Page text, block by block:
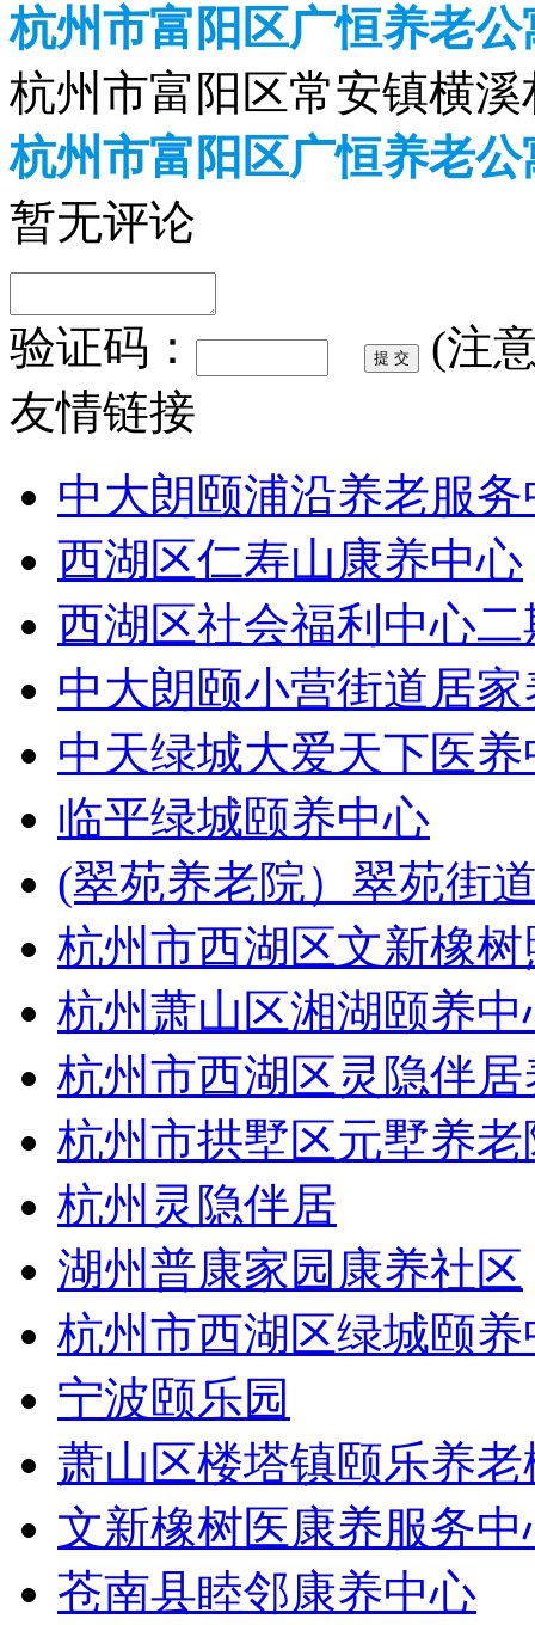
杭州市富阳区广恒养老
杭州市富阳区常安镇横溪
杭州市富阳区广恒养老
暂无评论
验证码：
(注
友情链接
中大朗颐浦沿养老服务
西湖区仁寿山康养中心
西湖区社会福利中心二
中大朗颐小营街道居
中天绿城大爱天下医养
临平绿城颐养中心
(翠苑养老院）翠苑街
杭州市西湖区文新橡
杭州萧山区湘湖颐养中
杭州市西湖区灵隐伴
杭州市拱墅区元墅养老
杭州灵隐伴居
湖州普康家园康养社区
杭州市西湖区绿城颐养
宁波颐乐园
萧山区楼塔镇颐乐养
文新橡树医康养服务中
苍南县睦邻康养中心